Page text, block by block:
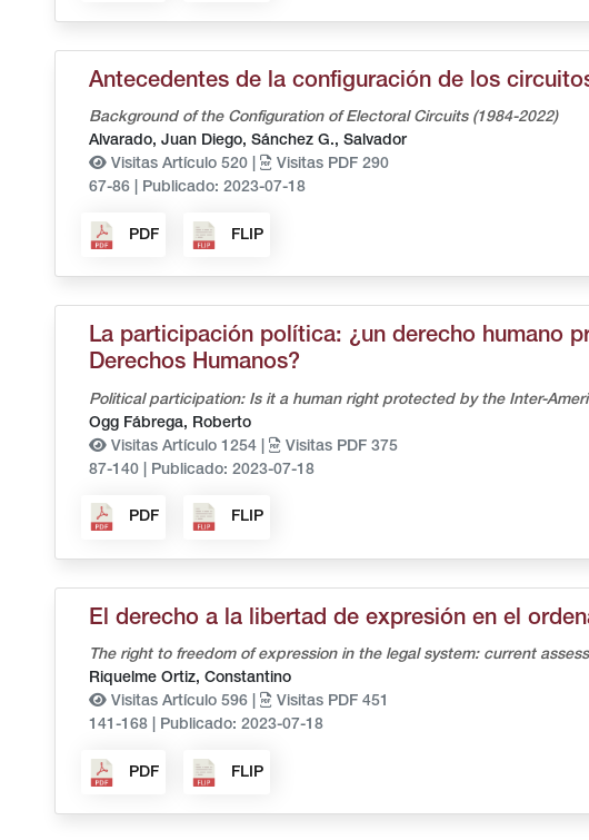
Antecedentes de la configuración de los
Background of the Configuration of Electoral Circuits (1984-2022)
Alvarado, Juan Diego, Sánchez G., Salvador
Visitas Artículo 520 |
Visitas PDF 290
67-86
Publicado: 2023-07-18
PDF FLIP
La participación política: ¿un derecho humano
Derechos Humanos?
Political participation: Is it a human right protected by the Inter-
Ogg Fábrega, Roberto
Visitas Artículo 1254 |
Visitas PDF 375
87-140
Publicado: 2023-07-18
PDF FLIP
El derecho a la libertad de expresión en el
The right to freedom of expression in the legal system: current
Riquelme Ortiz, Constantino
Visitas Artículo 596 |
Visitas PDF 451
141-168
Publicado: 2023-07-18
PDF FLIP